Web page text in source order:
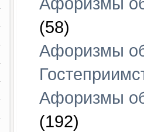
Афоризмы
(58)
Афоризмы
Афоризмы
(192)